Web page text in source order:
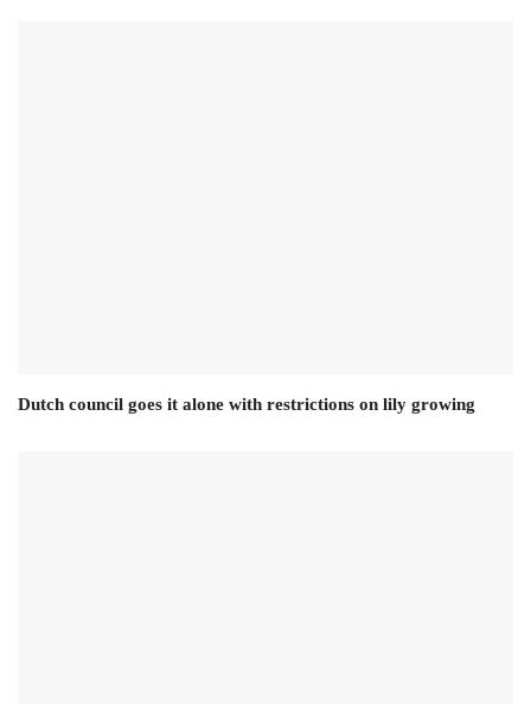
Dutch council goes it alone with restrictions on lily growing